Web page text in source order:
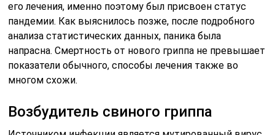
его лечения, именно поэтому был присвоен статус
пандемии. Как выяснилось позже, после подробного
анализа статистических данных, паника была
напрасна. Смертность от нового гриппа не превышает
показатели обычного, способы лечения также во
многом схожи.
Возбудитель свиного гриппа